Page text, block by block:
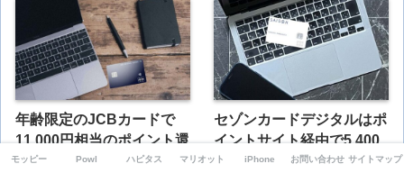
年齢限定のJCBカードで
11,000円相当のポイント還
元がもらえる期間限定のお
セゾンカードデジタルはポ
イントサイト経由で5,400
円相当がもらえる申込方法
モッピー Powl ハピタス マリオット iPhone お問い合わせ サイトマップ